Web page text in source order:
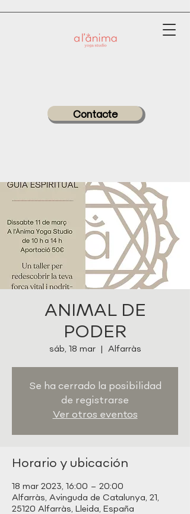
Contacte
ANIMAL DE
PODER
sáb, 18 mar
  |
Alfarràs
Se ha cerrado la posibilidad
de registrarse
Ver otros eventos
Horario y ubicación
18 mar 2023, 16:00 – 20:00
Alfarràs, Avinguda de Catalunya, 21,
25120 Alfarràs, Lleida, España